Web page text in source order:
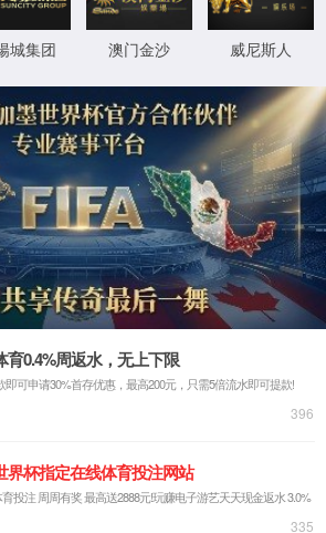
抱歉，你访问的
0秒后，返回首页